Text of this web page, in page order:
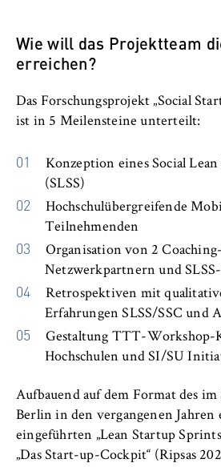
Wie will das Projektteam
erreichen?
Das Forschungsprojekt „Social
ist in 5 Meilensteine unterteilt:
Konzeption eines Social
(SLSS)
Hochschulübergreifende
Teilnehmenden
Organisation von 2
Netzwerkpartnern und
Retrospektiven mit
Erfahrungen SLSS/SSC und
Gestaltung TTT-Workshop-
Hochschulen und SI/SU
Aufbauend auf dem Format des
Berlin in den vergangenen Jahren
eingeführten „Lean Startup
„Das Start-up-Cockpit“ (Ripsas